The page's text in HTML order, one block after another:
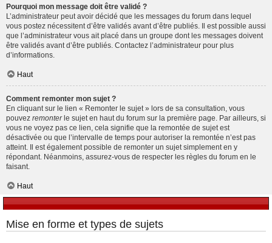
Pourquoi mon message doit être validé ?
L’administrateur peut avoir décidé que les messages du forum dans lequel
vous postez nécessitent d’être validés avant d’être publiés. Il est possible aussi
que l’administrateur vous ait placé dans un groupe dont les messages doivent
être validés avant d’être publiés. Contactez l’administrateur pour plus
d’informations.
Haut
Comment remonter mon sujet ?
En cliquant sur le lien « Remonter le sujet » lors de sa consultation, vous
pouvez remonterle sujet en haut du forum sur la première page. Par ailleurs, si
vous ne voyez pas ce lien, cela signifie que la remontée de sujet est
désactivée ou que l’intervalle de temps pour autoriser la remontée n’est pas
atteint. Il est également possible de remonter un sujet simplement en y
répondant. Néanmoins, assurez-vous de respecter les règles du forum en le
faisant.
Haut
Mise en forme et types de sujets